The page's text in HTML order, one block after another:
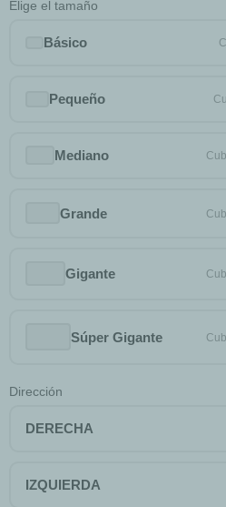
Elige el tamaño
Básico
Pequeño
Mediano
Grande
Gigante
Súper Gigante
Dirección
DERECHA
IZQUIERDA